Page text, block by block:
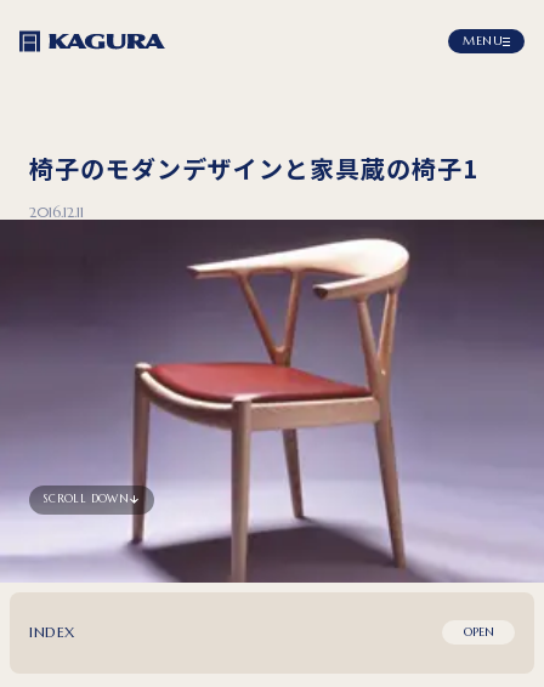
MENU
椅子のモダンデザインと家具蔵の椅子1
2016.12.11
SCROLL DOWN
INDEX OPEN